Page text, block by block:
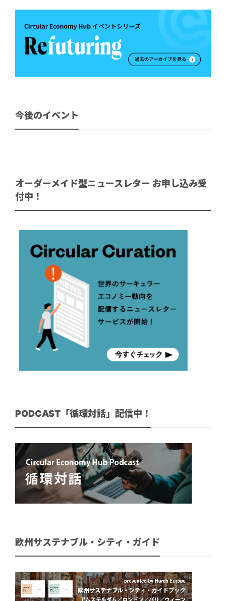
今後のイベント
オーダーメイド型ニュースレター お申し込み受
付中！
PODCAST「循環対話」配信中！
欧州サステナブル・シティ・ガイド